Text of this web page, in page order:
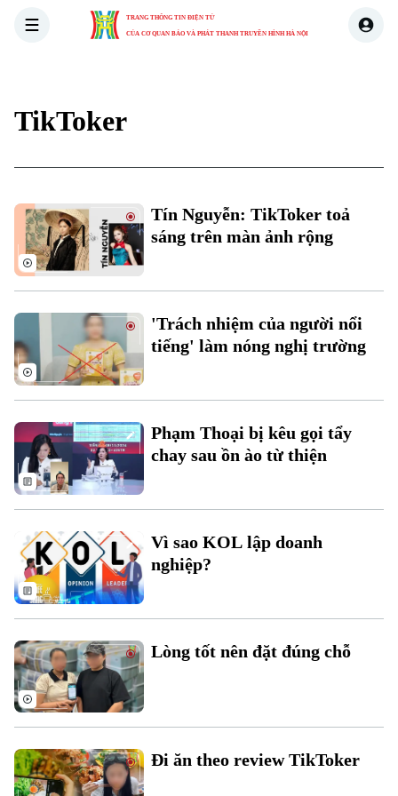
TRANG THÔNG TIN ĐIỆN TỬ
CỦA CƠ QUAN BÁO VÀ PHÁT THANH TRUYỀN HÌNH HÀ NỘI
Xu hướng
Chuyên mục
Thời sự
Hà Nội
Chính trị
Xã hội
Công nghệ
Hà Nội
Nhịp sống Hà Nội
Người Hà Nội
Khoảnh khắc Hà Nội
Ẩm thực
Thế giới
Quân sự
Kinh tế
Tin tức
Nhà đất
TikToker
Tín Nguyễn: TikToker toả
sáng trên màn ảnh rộng
'Trách nhiệm của người nổi
tiếng' làm nóng nghị trường
Phạm Thoại bị kêu gọi tẩy
chay sau ồn ào từ thiện
Vì sao KOL lập doanh
nghiệp?
Lòng tốt nên đặt đúng chỗ
Đi ăn theo review TikToker